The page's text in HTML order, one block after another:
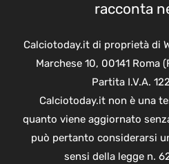
racconta
Calciotoday.it di proprietà di
Marchese 10, 00141 Roma
Partita I.V.A.
Calciotoday.it non è una
quanto viene aggiornato
può pertanto considerarsi
sensi della legge n.